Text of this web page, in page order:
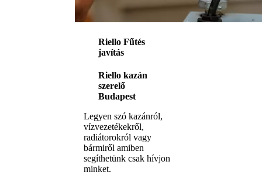
Riello Fűtés
javítás
Riello kazán
szerelő
Budapest
Legyen szó kazánról,
vízvezetékekről,
radiátorokról vagy
bármiről amiben
segíthetünk csak hívjon
minket.